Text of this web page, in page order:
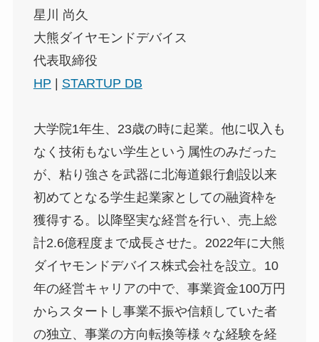
星川 尚久
大熊ダイヤモンドデバイス
代表取締役
HP | STARTUP DB
大学院1年生、23歳の時に起業。他に収入も
なく技術もない学生という属性のみだった
が、粘り強さを武器に北海道銀行創設以来
初めてとなる学生起業家としての融資枠を
獲得する。以降堅実な経営を行い、売上総
計2.6億程度まで成長させた。2022年に大熊
ダイヤモンドデバイス株式会社を設立。10
年の経営キャリアの中で、事業資金100万円
からスタートし事業不振や信頼していた者
の独立、事業の方向転換等様々な経験を経